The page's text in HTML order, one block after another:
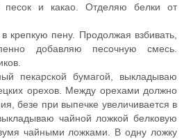
и какао. Отделяю белки от
крепкую пену. Продолжая взбивать,
добавляю песочную смесь.
пекарской бумагой, выкладываю
орехов. Между орехами должно
безе при выпечке увеличивается в
чайной ложкой белковую
чайными ложками. В одну ложку